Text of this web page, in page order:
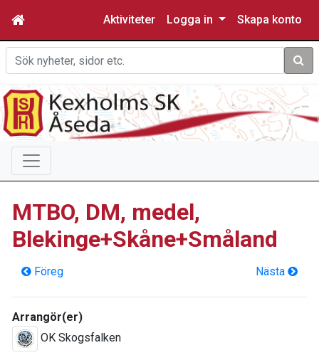
Aktiviteter Logga in Skapa konto
Sök
MTBO, DM, medel,
Blekinge+Skåne+Småland
Föreg Nästa
Arrangör(er)
OK Skogsfalken